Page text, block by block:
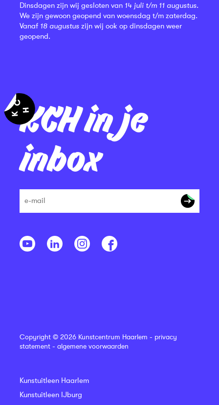
KCH in je
inbox
Dinsdagen zijn wij gesloten van 14 juli t/m 11 augustus.
We zijn gewoon geopend van woensdag t/m zaterdag.
Vanaf 18 augustus zijn wij ook op dinsdagen weer
geopend.
Copyright © 2026 Kunstcentrum Haarlem - privacy
statement - algemene voorwaarden
Kunstuitleen Haarlem
Kunstuitleen IJburg